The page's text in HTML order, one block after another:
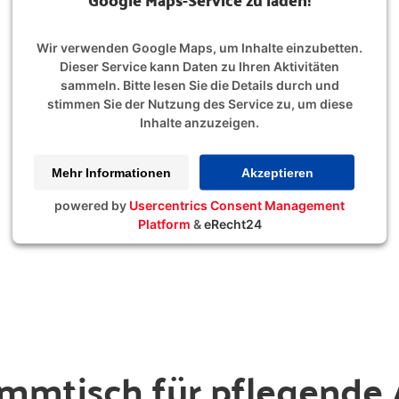
Wir verwenden Google Maps, um Inhalte einzubetten.
Dieser Service kann Daten zu Ihren Aktivitäten
sammeln. Bitte lesen Sie die Details durch und
stimmen Sie der Nutzung des Service zu, um diese
Inhalte anzuzeigen.
Mehr Informationen Akzeptieren
powered by Usercentrics Consent Management
Platform &eRecht24